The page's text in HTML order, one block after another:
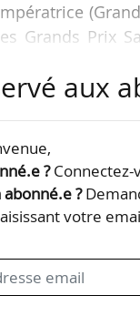
Grands Prix
des
aux
?Connectez-
abonné.e ?
votre